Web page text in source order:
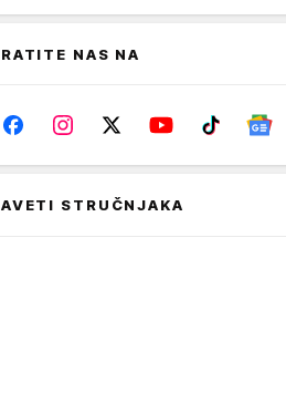
NAS NA
STRUČNJAKA